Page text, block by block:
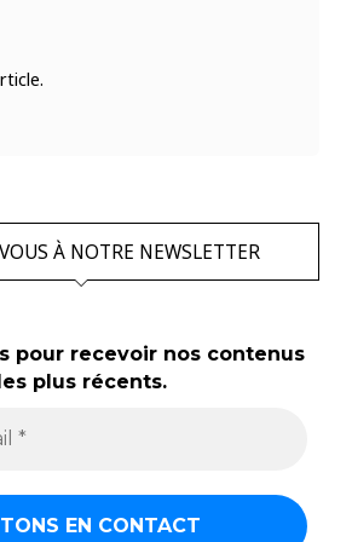
À NOTRE NEWSLETTER
pour recevoir nos contenus
plus récents.